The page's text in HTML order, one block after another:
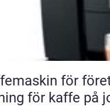
för
för kaffe på